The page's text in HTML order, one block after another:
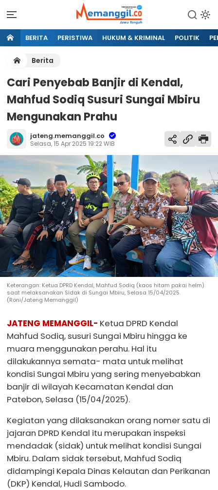
BERITA PERISTIWA HUKUM & KRIMINAL POLITIK
Berita
Cari Penyebab Banjir di Kendal,
Mahfud Sodiq Susuri Sungai Mbiru
Mengunakan Prahu
jateng.memanggil.co
Selasa, 15 Apr 2025 19:22 WIB
Keterangan: Ketua DPRD Kendal, Mahfud Sodiq (kaos hitam pakai helm)
saat melaksanakan Sidak di Sungai Mbiru, Selasa 15/04/2025.
(Roni/Jateng Memanggil)
JATENG MEMANGGIL- Ketua DPRD Kendal
Mahfud Sodiq, susuri Sungai Mbiru hingga ke
muara menggunakan perahu. Hal itu
dilakukannya semata- mata untuk melihat
kondisi Sungai Mbiru yang sering menyebabkan
banjir di wilayah Kecamatan Kendal dan
Patebon, Selasa (15/04/2025).
Kegiatan yang dilaksanakan orang nomer satu di
jajaran DPRD Kendal itu merupakan inspeksi
mendadak (sidak) untuk melihat kondisi Sungai
Mbiru. Dalam sidak tersebut, Mahfud Sodiq
didampingi Kepala Dinas Kelautan dan Perikanan
(DKP) Kendal, Hudi Sambodo.